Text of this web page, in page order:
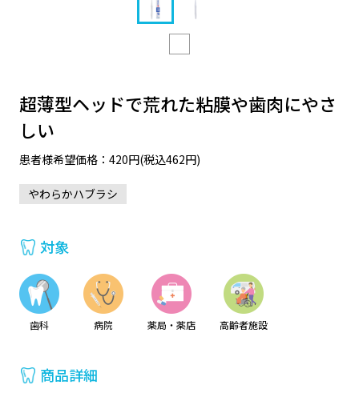
超薄型ヘッドで荒れた粘膜や歯肉にやさ
しい
患者様希望価格：420円(税込462円)
やわらかハブラシ
対象
歯科 病院 薬局・薬店 高齢者施設
商品詳細